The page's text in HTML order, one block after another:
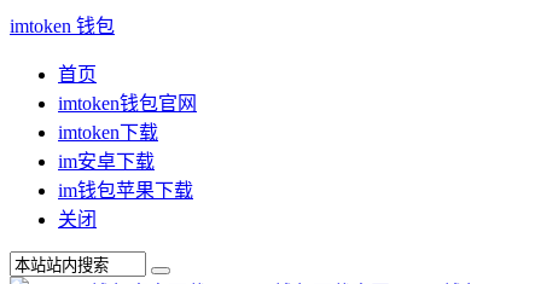
imtoken 钱包
首页
imtoken钱包官网
imtoken下载
im安卓下载
im钱包苹果下载
关闭